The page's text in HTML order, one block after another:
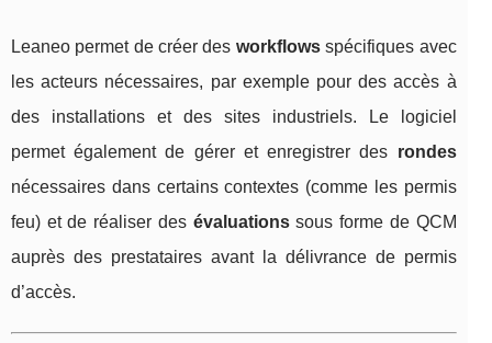
Leaneo permet de créer des workflowsspécifiques avec
les acteurs nécessaires, par exemple pour des accès à
des installations et des sites industriels. Le logiciel
permet également de gérer et enregistrer des rondes
nécessaires dans certains contextes (comme les permis
feu) et de réaliser des évaluationssous forme de QCM
auprès des prestataires avant la délivrance de permis
d’accès.